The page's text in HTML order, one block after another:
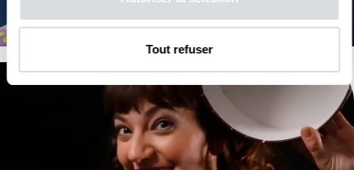
Tout refuser
L'Olimpiade, Vivaldi